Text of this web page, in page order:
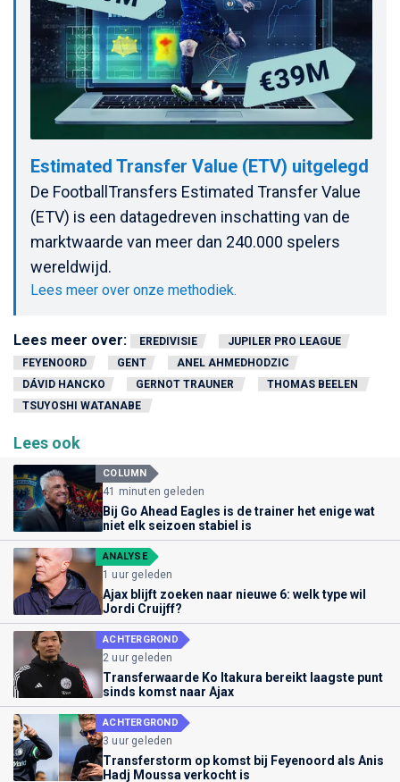
Estimated Transfer Value (ETV) uitgelegd
De FootballTransfers Estimated Transfer Value
(ETV) is een datagedreven inschatting van de
marktwaarde van meer dan 240.000 spelers
wereldwijd.
Lees meer over onze methodiek.
Lees meer over: EREDIVISIE
JUPILER PRO LEAGUE
FEYENOORD
GENT
ANEL AHMEDHODZIC
DÁVID HANCKO
GERNOT TRAUNER
THOMAS BEELEN
TSUYOSHI WATANABE
Lees ook
COLUMN
41 minuten geleden
Bij Go Ahead Eagles is de trainer het enige wat
niet elk seizoen stabiel is
ANALYSE
1 uur geleden
Ajax blijft zoeken naar nieuwe 6: welk type wil
Jordi Cruijff?
ACHTERGROND
2 uur geleden
Transferwaarde Ko Itakura bereikt laagste punt
sinds komst naar Ajax
ACHTERGROND
3 uur geleden
Transferstorm op komst bij Feyenoord als Anis
Hadj Moussa verkocht is